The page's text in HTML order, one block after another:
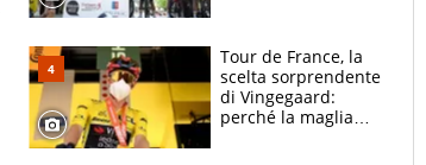
compagni
Tour de France, la
scelta sorprendente
di Vingegaard:
perché la maglia